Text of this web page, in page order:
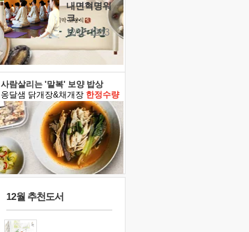
내면혁명워
크..
12/12~12/13
사람살리는 '말복' 보양 밥상
옹달샘 닭개장&채개장 한정수량
12월 추천도서